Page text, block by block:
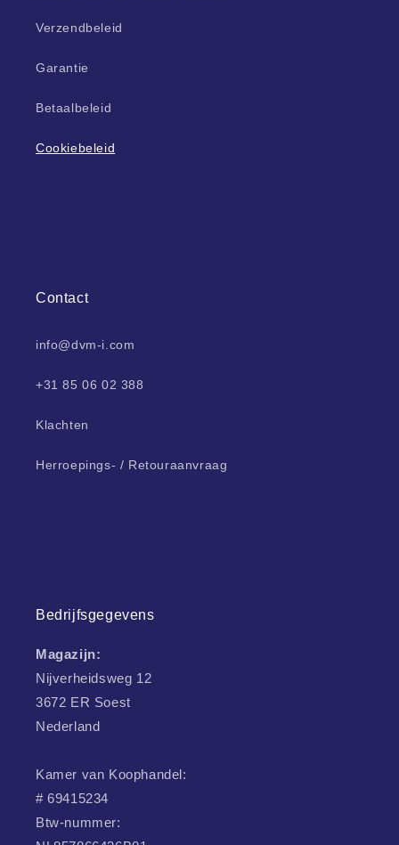
Verzendbeleid
Garantie
Betaalbeleid
Cookiebeleid
Contact
info@dvm-i.com
+31 85 06 02 388
Klachten
Herroepings- / Retouraanvraag
Bedrijfsgegevens
Magazijn:
Nijverheidsweg 12
3672 ER Soest
Nederland
Kamer van Koophandel:
# 69415234
Btw-nummer: